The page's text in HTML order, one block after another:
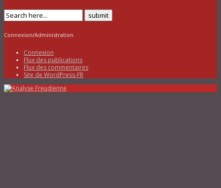
Connexion/Administration
Connexion
Flux des publications
Flux des commentaires
Site de WordPress-FR